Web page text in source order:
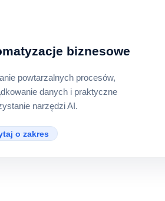
biznesowe
powtarzalnych procesów,
danych i praktyczne
narzędzi AI.
o zakres